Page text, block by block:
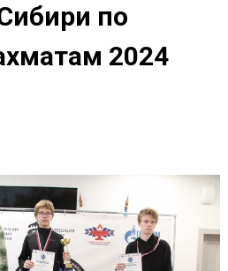
по
2024